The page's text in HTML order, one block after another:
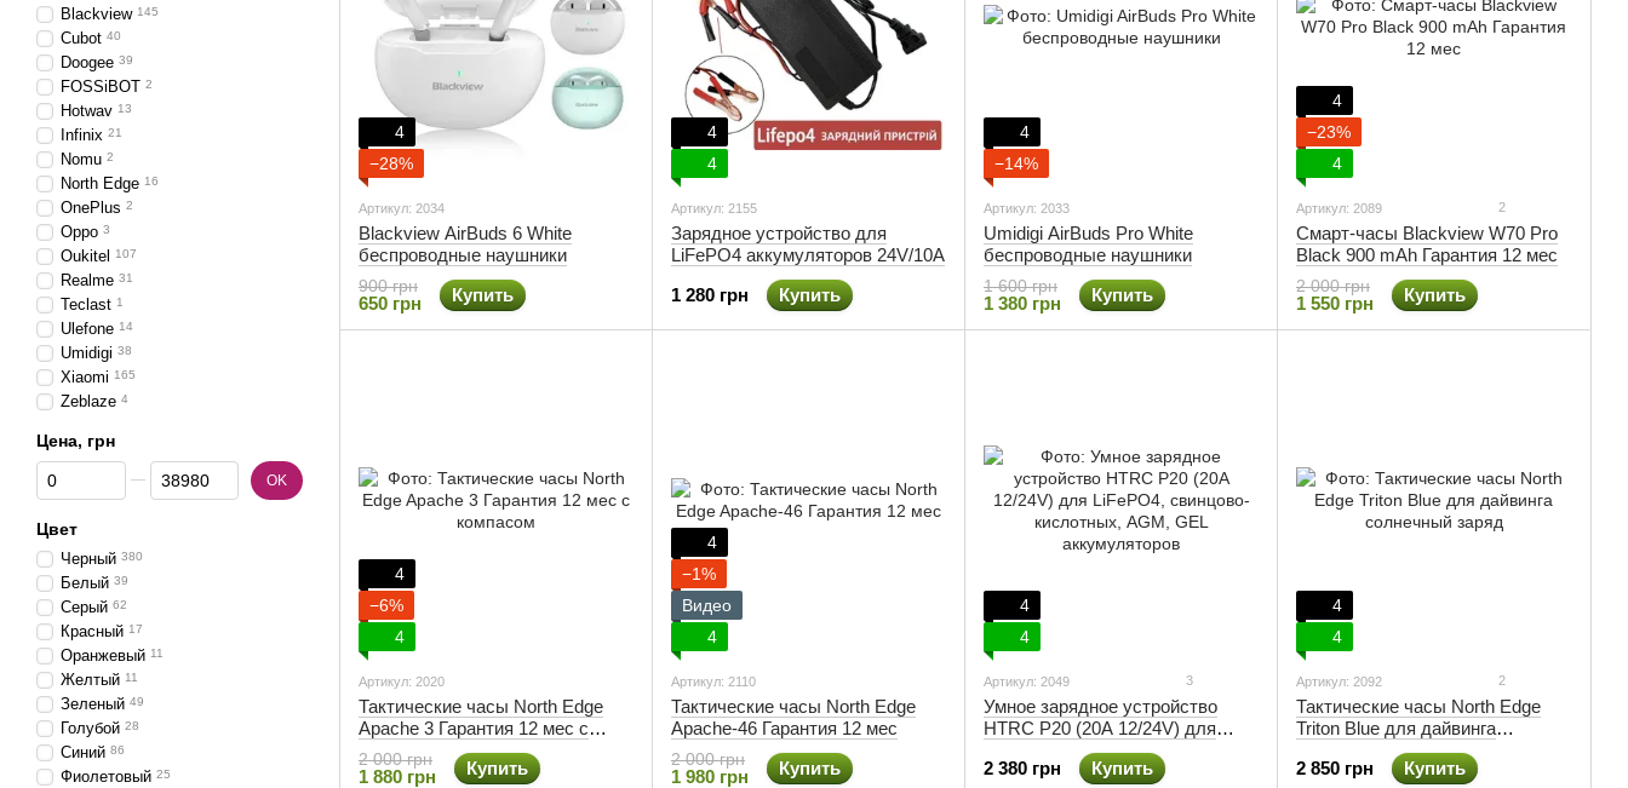
4
−28%
Артикул: 2034
Blackview AirBuds 6 White
беспроводные наушники
900 грн
650 грн Купить
4
4
Артикул: 2155
Зарядное устройство для
LiFePO4 аккумуляторов 24V/10A
1 280 грн
Купить
4
−14%
Артикул: 2033
Umidigi AirBuds Pro White
беспроводные наушники
1 600 грн
1 380 грн Купить
4
−23%
4
Артикул: 2089 2
Смарт-часы Blackview W70 Pro
Black 900 mAh Гарантия 12 мес
2 000 грн
1 550 грн Купить
4
−6%
4
Артикул: 2020
Тактические часы North Edge
Apache 3 Гарантия 12 мес с
компасом
2 000 грн
1 880 грн Купить
4
−1%
Видео
4
Артикул: 2110
Тактические часы North Edge
Apache-46 Гарантия 12 мес
2 000 грн
1 980 грн Купить
4
4
Артикул: 2049 3
Умное зарядное устройство
HTRC P20 (20A 12/24V) для
LiFePO4, свинцово-кислотных,
AGM, GEL аккумуляторов
2 380 грн Купить
4
4
Артикул: 2092 2
Тактические часы North Edge
Triton Blue для дайвинга
солнечный заряд
2 850 грн
Купить
Blackview 145
Cubot 40
Doogee 39
FOSSiBOT 2
Hotwav 13
Infinix 21
Nomu 2
North Edge 16
OnePlus 2
Oppo 3
Oukitel 107
Realme 31
Teclast 1
Ulefone 14
Umidigi 38
Xiaomi 165
Zeblaze 4
Цена, грн
От Цена, грн
До Цена, грн OK
Цвет
Черный 380
Белый 39
Серый 62
Красный 17
Оранжевый 11
Желтый 11
Зеленый 49
Голубой 28
Синий 86
Фиолетовый 25